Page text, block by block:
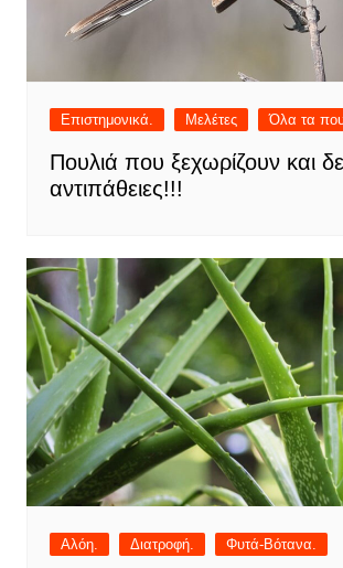
Επιστημονικά. Μελέτες Όλα τα
Πουλιά που ξεχωρίζουν και
αντιπάθειες!!!
Αλόη. Διατροφή. Φυτά-Βότανα.